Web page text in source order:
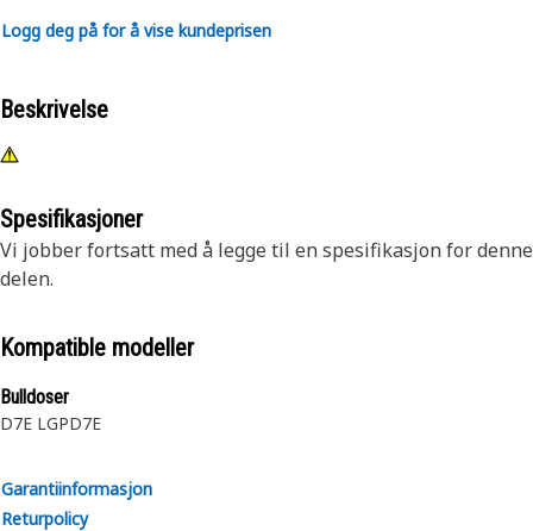
Logg deg på for å vise kundeprisen
Beskrivelse
Spesifikasjoner
Vi jobber fortsatt med å legge til en spesifikasjon for denne
delen.
Kompatible modeller
Bulldoser
D7E LGPD7E
Garantiinformasjon
Returpolicy